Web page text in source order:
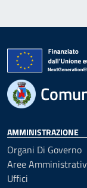
AMMINISTRAZIONE
Organi Di Governo
Aree
Uffici